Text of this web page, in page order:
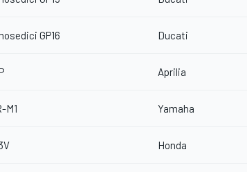
GP16 Ducati
Aprilia
M1 Yamaha
Honda